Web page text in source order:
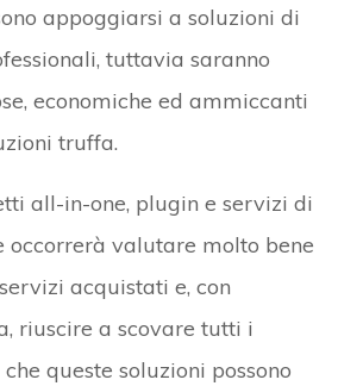
appoggiarsi a soluzioni di
tuttavia saranno
economiche ed ammiccanti
truffa.
all-in-one, plugin e servizi di
occorrerà valutare molto bene
acquistati e, con
riuscire a scovare tutti i
queste soluzioni possono